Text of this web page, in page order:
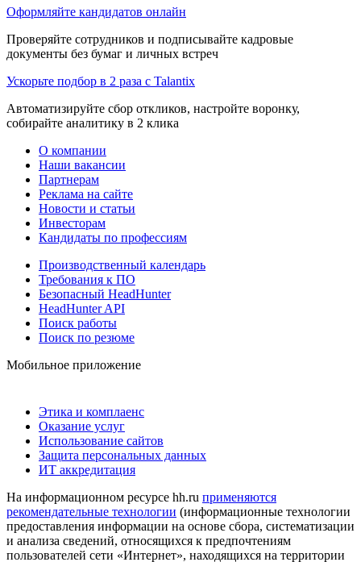
Оформляйте кандидатов онлайн
Проверяйте сотрудников и подписывайте кадровые
документы без бумаг и личных встреч
Ускорьте подбор в 2 раза с Talantix
Автоматизируйте сбор откликов, настройте воронку,
собирайте аналитику в 2 клика
О компании
Наши вакансии
Партнерам
Реклама на сайте
Новости и статьи
Инвесторам
Кандидаты по профессиям
Производственный календарь
Требования к ПО
Безопасный HeadHunter
HeadHunter API
Поиск работы
Поиск по резюме
Мобильное приложение
Этика и комплаенс
Оказание услуг
Использование сайтов
Защита персональных данных
ИТ аккредитация
На информационном ресурсе hh.ru применяются
рекомендательные технологии (информационные технологии
предоставления информации на основе сбора, систематизации
и анализа сведений, относящихся к предпочтениям
пользователей сети «Интернет», находящихся на территории